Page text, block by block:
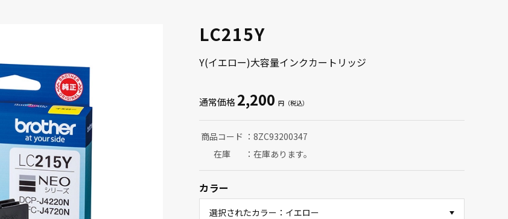
LC215Y
Y(イエロー)大容量インクカートリッジ
通常価格2,200
商品コード
8ZC93200347
在庫
在庫あります。
カラー
選択されたカラー：イエロー